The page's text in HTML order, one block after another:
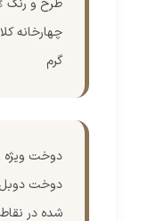
طرح و رنگ
چهارخانه
گرم
دوخت ویژه
دوخت
شده در